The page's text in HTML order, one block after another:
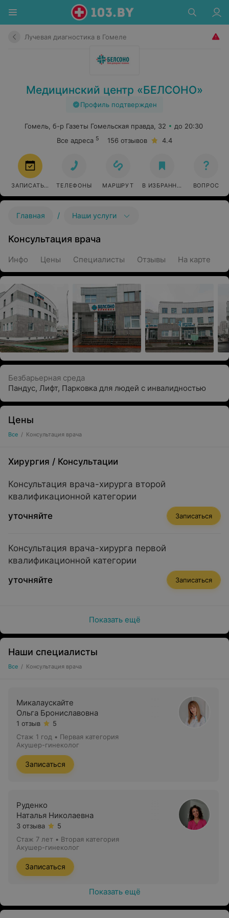
Лучевая диагностика в Гомеле
Медицинский центр «БЕЛСОНО»
Профиль подтвержден
Гомель, б-р Газеты Гомельская правда, 32
до 20:30
Все адреса 5 156 отзывов 4.4
ЗАПИСАТЬСЯ ТЕЛЕФОНЫ МАРШРУТ В ИЗБРАННОЕ ВОПРОС
Главная / Наши услуги
Консультация врача
Инфо Цены Специалисты Отзывы На карте
Безбарьерная среда
Пандус, Лифт, Парковка для людей с инвалидностью
Цены
Все / Консультация врача
Хирургия / Консультации
Консультация врача-хирурга второй
квалификационной категории
уточняйте
Записаться
Консультация врача-хирурга первой
квалификационной категории
уточняйте
Записаться
Показать ещё
Наши специалисты
Все / Консультация врача
Микалаускайте
Ольга Брониславовна
1 отзыв
5
Стаж 1 год • Первая категория
Акушер-гинеколог
Записаться
Руденко
Наталья Николаевна
3 отзыва
5
Стаж 7 лет • Вторая категория
Акушер-гинеколог
Записаться
Показать ещё